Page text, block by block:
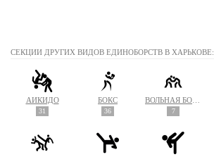
СЕКЦИИ ДРУГИХ ВИДОВ ЕДИНОБОРСТВ В ХАРЬКОВЕ:
АЙКИДО
31
БОКС
36 7